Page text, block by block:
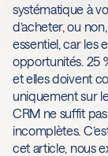
systématique à
d’acheter, ou
essentiel, car les
opportunités. 25
et elles doivent
uniquement sur
CRM ne suffit
incomplètes.
cet article, nous